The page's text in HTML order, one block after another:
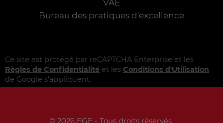
VAE
Bureau des pratiques d'excellence
Ce site est protégé par reCAPTCHA Enterprise et les
Règles de Confidentialité et les Conditions d'Utilisation
de Google s'appliquent.
© 2026 EGE - Tous droits réservés